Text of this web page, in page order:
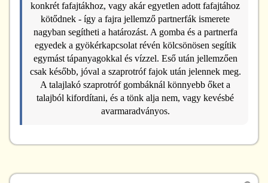
konkrét fafajtákhoz, vagy akár egyetlen adott fafajtához
kötődnek - így a fajra jellemző partnerfák ismerete
nagyban segítheti a határozást. A gomba és a partnerfa
egyedek a gyökérkapcsolat révén kölcsönösen segítik
egymást tápanyagokkal és vízzel. Eső után jellemzően
csak később, jóval a szaprotróf fajok után jelennek meg.
A talajlakó szaprotróf gombáknál könnyebb őket a
talajból kifordítani, és a tönk alja nem, vagy kevésbé
avarmaradványos.